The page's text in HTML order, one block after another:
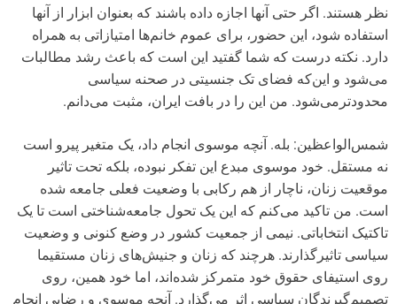
نظر هستند. اگر حتی آنها اجازه داده باشند که بعنوان ابزار از آنها
استفاده شود، این حضور، برای عموم خانم‌ها امتیازاتی به همراه
دارد. نکته درست که شما گفتید این است که باعث رشد مطالبات
می‌شود و این‌که فضای تک جنسیتی در صحنه سیاسی
محدودترمی‌شود. من این را در بافت ایران، مثبت می‌دانم.
شمس‌الواعظین: بله. آنچه موسوی انجام داد، یک متغیر پیرو است
نه مستقل. خود موسوی مبدع این تفکر نبوده، بلکه تحت تاثیر
موقعیت زنان، ناچار از هم رکابی با وضعیت فعلی جامعه شده
است. من تاکید می‌کنم که این یک تحول جامعه‌شناختی است تا یک
تاکتیک انتخاباتی. نیمی از جمعیت کشور در وضع کنونی و وضعیت
سیاسی تاثیرگذارند. هرچند که زنان و جنیش‌های زنان مستقیما
روی استیفای حقوق خود متمرکز شده‌اند، اما خود همین، روی
تصمیم‌گیرندگان سیاسی اثر می‌گذارد. آنچه موسوی و رضایی انجام